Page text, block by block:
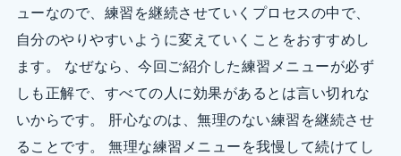
ューなので、練習を継続させていくプロセスの中で、
自分のやりやすいように変えていくことをおすすめし
ます。 なぜなら、今回ご紹介した練習メニューが必ず
しも正解で、すべての人に効果があるとは言い切れな
いからです。 肝心なのは、無理のない練習を継続させ
ることです。 無理な練習メニューを我慢して続けてし